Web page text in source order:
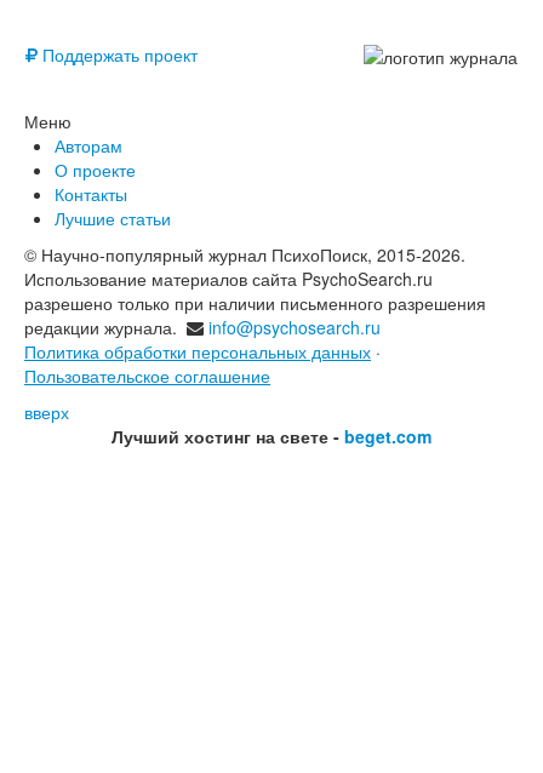
Поддержать проект
Меню
Авторам
О проекте
Контакты
Лучшие статьи
© Научно-популярный журнал ПсихоПоиск, 2015-2026.
Использование материалов сайта PsychoSearch.ru
разрешено только при наличии письменного разрешения
редакции журнала.
info@psychosearch.ru
Политика обработки персональных данных ·
Пользовательское соглашение
вверх
Лучший хостинг на свете - beget.com